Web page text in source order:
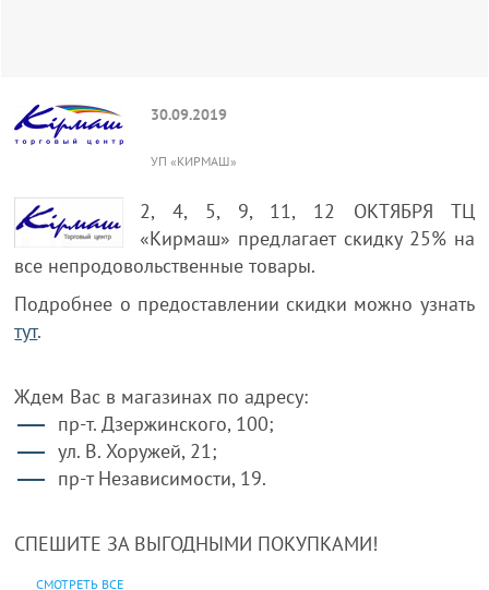
30.09.2019
УП «КИРМАШ»
2, 4, 5, 9, 11, 12 ОКТЯБРЯ ТЦ
«Кирмаш» предлагает скидку 25% на
все непродовольственные товары.
Подробнее о предоставлении скидки можно узнать
тут.
Ждем Вас в магазинах по адресу:
пр-т. Дзержинского, 100;
ул. В. Хоружей, 21;
пр-т Независимости, 19.
СПЕШИТЕ ЗА ВЫГОДНЫМИ ПОКУПКАМИ!
СМОТРЕТЬ ВСЕ